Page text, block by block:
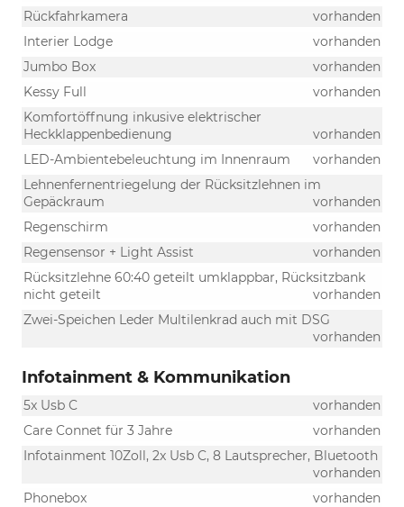
Rückfahrkamera
vorhanden
Interier Lodge
vorhanden
Jumbo Box
vorhanden
Kessy Full
vorhanden
Komfortöffnung inkusive elektrischer
Heckklappenbedienung
vorhanden
LED-Ambientebeleuchtung im Innenraum
vorhanden
Lehnenfernentriegelung der Rücksitzlehnen im
Gepäckraum
vorhanden
Regenschirm
vorhanden
Regensensor + Light Assist
vorhanden
Rücksitzlehne 60:40 geteilt umklappbar, Rücksitzbank
nicht geteilt
vorhanden
Zwei-Speichen Leder Multilenkrad auch mit DSG
vorhanden
Infotainment & Kommunikation
5x Usb C
vorhanden
Care Connet für 3 Jahre
vorhanden
Infotainment 10Zoll, 2x Usb C, 8 Lautsprecher, Bluetooth
vorhanden
Phonebox
vorhanden